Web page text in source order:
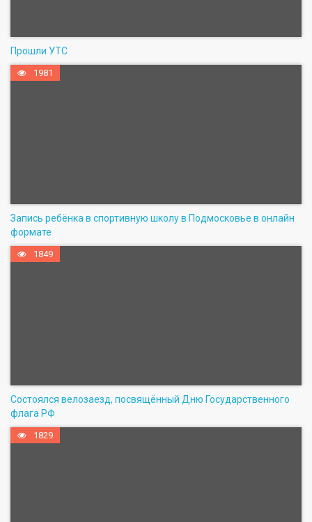
Прошли УТС
1981
Запись ребёнка в спортивную школу в Подмосковье в онлайн
формате
1849
Состоялся велозаезд, посвящённый Дню Государственного
флага РФ
1829